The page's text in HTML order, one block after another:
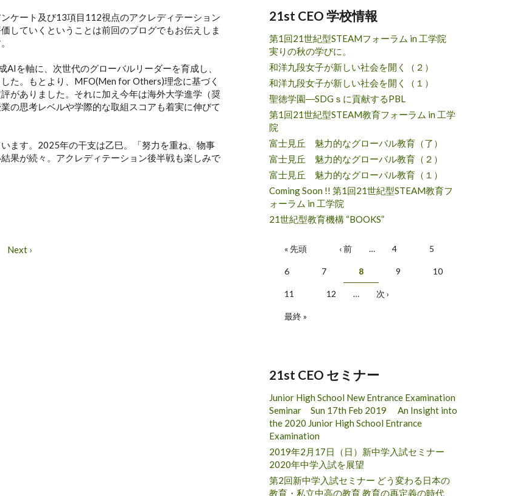
ケート及び13項目112視点のアクレディテーション
していくということは前回のブログでもお伝えしま
を軸に、次世代のグローバルリーダーを育成し、
た。もとより、MFO(Men for Others)理念に基づく
がありました。それに加え今年は海外大学進学（奨
の思考レベルや学際的な取組スコアも着実に伸びて
ます。2025年の干支は乙巳。「努力を重ね、物事
果が続々。アクレディテーション後半戦も楽しみで
Next ›
21st CEO 学校情報
第1回21世紀型STEAMフォーラム in 工学院
実りの秋の学びに。
和洋九段女子が新しい社会を開く（２）
和洋九段女子が新しい社会を開く（１）
聖徳学園―SDGｓに貢献するPBL
第1回21世紀型STEAM教育フォーラム in 工学
院
富士見丘 魅力的なグローバル教育（了）
富士見丘 魅力的なグローバル教育（２）
富士見丘 魅力的なグローバル教育（１）
Coming Soon !! 第1回21世紀型STEAM教育フ
ォーラム in 工学院
21世紀型教育機構 “BOOKS”
ページ
« 先頭 ‹ 前 … 4 5
6 7 8 9 10
11 12 … 次 ›
最終 »
21st CEO セミナー
Junior High School New Entrance Examination
Seminar Sun 17th Feb 2019 An Insight into
the 2020 Junior High School Entrance
Examination
2019年2月17日（日）新中学入試セミナー
2020年中学入試を展望
第2回新中学入試セミナー どう変わる日本の
教育・私立中高の教育 教育の再定義の時代